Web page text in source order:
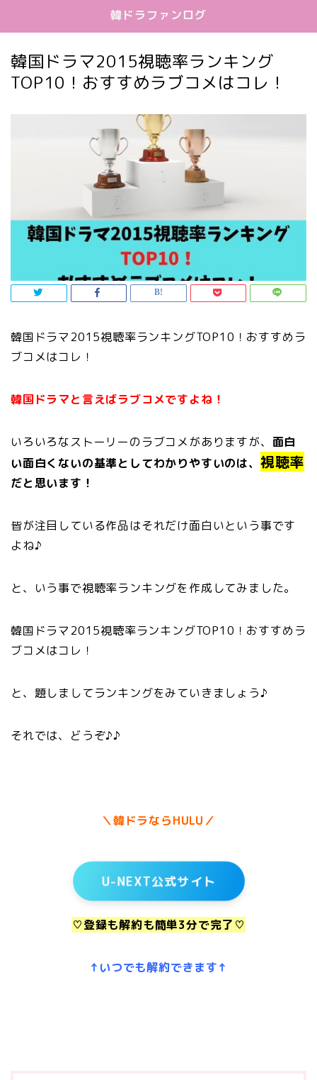
韓ドラファンログ
韓国ドラマ2015視聴率ランキング
TOP10！おすすめラブコメはコレ！
韓国ドラマ2015視聴率ランキングTOP10！おすすめラ
ブコメはコレ！
韓国ドラマと言えばラブコメですよね！
いろいろなストーリーのラブコメがありますが、 面白
い面白くないの基準としてわかりやすいのは、 視聴率
だと思います！
皆が注目している作品はそれだけ面白いという事です
よね♪
と、いう事で視聴率ランキングを作成してみました。
韓国ドラマ2015視聴率ランキングTOP10！おすすめラ
ブコメはコレ！
と、題しましてランキングをみていきましょう♪
それでは、どうぞ♪♪
＼韓ドラならHULU／
U-NEXT公式サイト
♡登録も解約も簡単3分で完了♡
↑いつでも解約できます↑